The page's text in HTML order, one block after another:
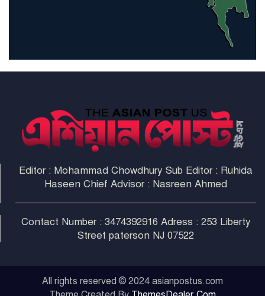
হরমুজ প্রণালী সুরক্ষায় মিত্ররা সাহায্য
না করলে ন্যাটোর ভবিষ্যৎ খারাপ
Editor : Mohammad Chowdhury Sub Editor : Ruhida
Haseen Chief Advisor : Nasreen Ahmed
Contact Number : 3474392916 Adress : 253 Liberty
Street paterson NJ 07522
All rights reserved © 2024 asianpostus.com